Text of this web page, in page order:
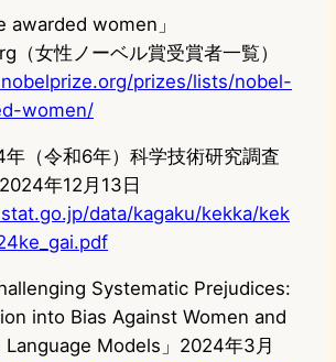
awarded women」
（女性ノーベル賞受賞者一覧）
prizes/lists/nobel-
women/
（令和6年）科学技術研究調査
年12月13日
data/kagaku/kekka/kek
Systematic Prejudices:
into Bias Against Women and
Language Models」2024年3月